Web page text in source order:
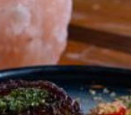
Ancho e